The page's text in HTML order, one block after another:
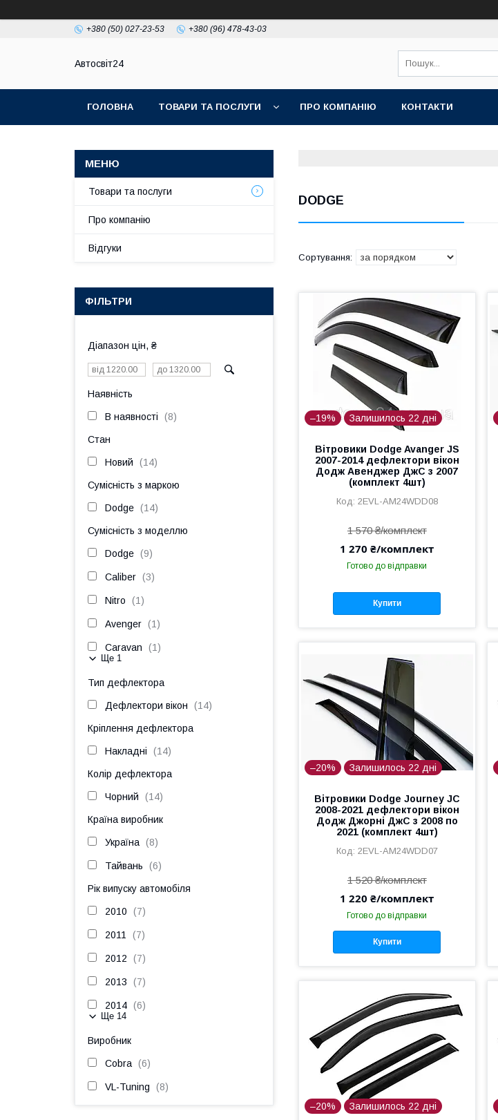
+380 (50) 027-23-53 +380 (96) 478-43-03
Автосвіт24
ГОЛОВНА ТОВАРИ ТА ПОСЛУГИ ПРО КОМПАНІЮ КОНТАКТИ
DODGE
–19% Залишилось 22 дні
Вітровики Dodge Avanger JS
2007-2014 дефлектори вікон
Додж Авенджер ДжС з 2007
(комплект 4шт)
2EVL-AM24WDD08
1 570 ₴/комплект
1 270 ₴/комплект
Готово до відправки
Купити
–20% Залишилось 22 дні
Вітровики Dodge Journey JC
2008-2021 дефлектори вікон
Додж Джорні ДжС з 2008 по
2021 (комплект 4шт)
2EVL-AM24WDD07
1 520 ₴/комплект
1 220 ₴/комплект
Готово до відправки
Купити
–20% Залишилось 22 дні
Товари та послуги
Про компанію
Відгуки
ФІЛЬТРИ
Діапазон цін, ₴
Наявність
В наявності 8
Стан
Новий 14
Сумісність з маркою
Dodge 14
Сумісність з моделлю
Dodge 9
Caliber 3
Nitro 1
Avenger 1
Caravan 1
Ще 1
Тип дефлектора
Дефлектори вікон 14
Кріплення дефлектора
Накладні 14
Колір дефлектора
Чорний 14
Країна виробник
Україна 8
Тайвань 6
Рік випуску автомобіля
2010 7
2011 7
2012 7
2013 7
2014 6
Ще 14
Виробник
Cobra 6
VL-Tuning 8